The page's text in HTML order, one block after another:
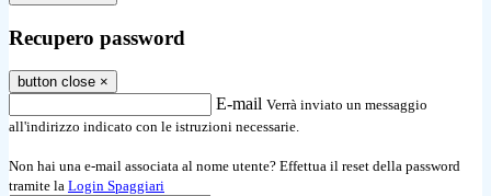
Recupero password
button close ×
E-mail Verrà inviato un messaggio
all'indirizzo indicato con le istruzioni necessarie.
Non hai una e-mail associata al nome utente? Effettua il reset della password
tramite la Login Spaggiari